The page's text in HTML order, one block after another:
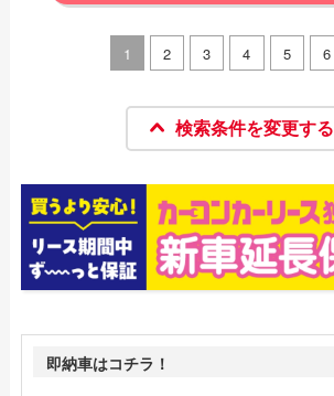
1 2 3 4 5 6
検索条件を変更する
即納車はコチラ！